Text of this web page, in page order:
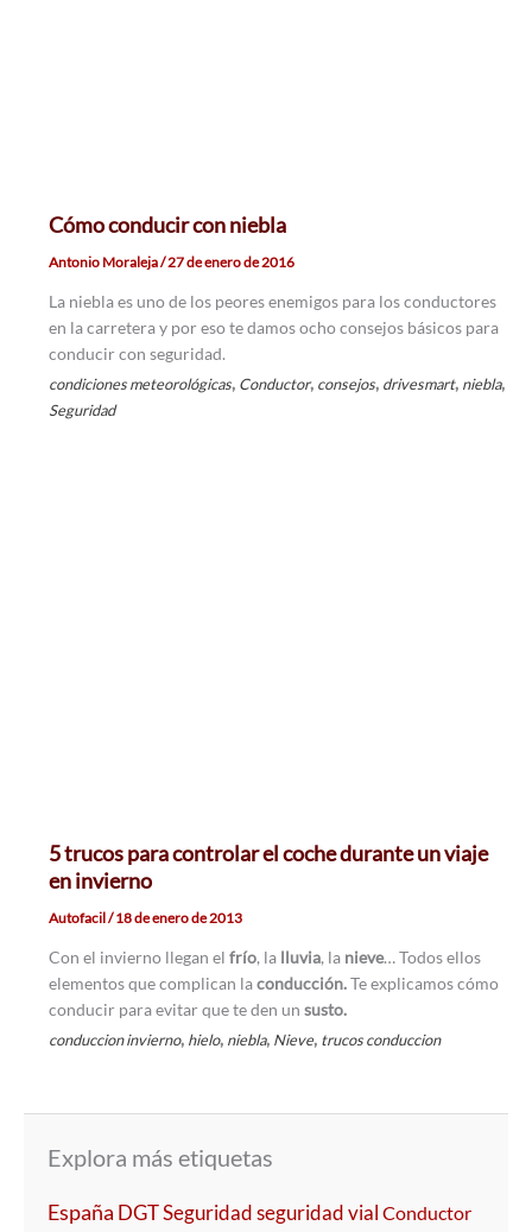
Cómo conducir con niebla
Antonio Moraleja/27 de enero de 2016
La niebla es uno de los peores enemigos para los conductores
en la carretera y por eso te damos ocho consejos básicos para
conducir con seguridad.
condiciones meteorológicas, Conductor, consejos, drivesmart, niebla,
Seguridad
5 trucos para controlar el coche durante un viaje
en invierno
Autofacil/18 de enero de 2013
Con el invierno llegan el frío, lalluvia, la nieve… Todos ellos
elementos que complican laconducción.Te explicamos cómo
conducir para evitar que te den un susto.
conduccion invierno, hielo, niebla, Nieve, trucos conduccion
Explora más etiquetas
España DGTSeguridad seguridad vial Conductor